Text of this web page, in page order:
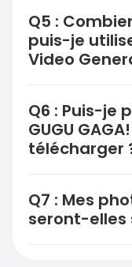
Q5 :
puis-je
Video
Q6 : Puis-je
GUGU
télécharger
Q7 : Mes
seront-elles